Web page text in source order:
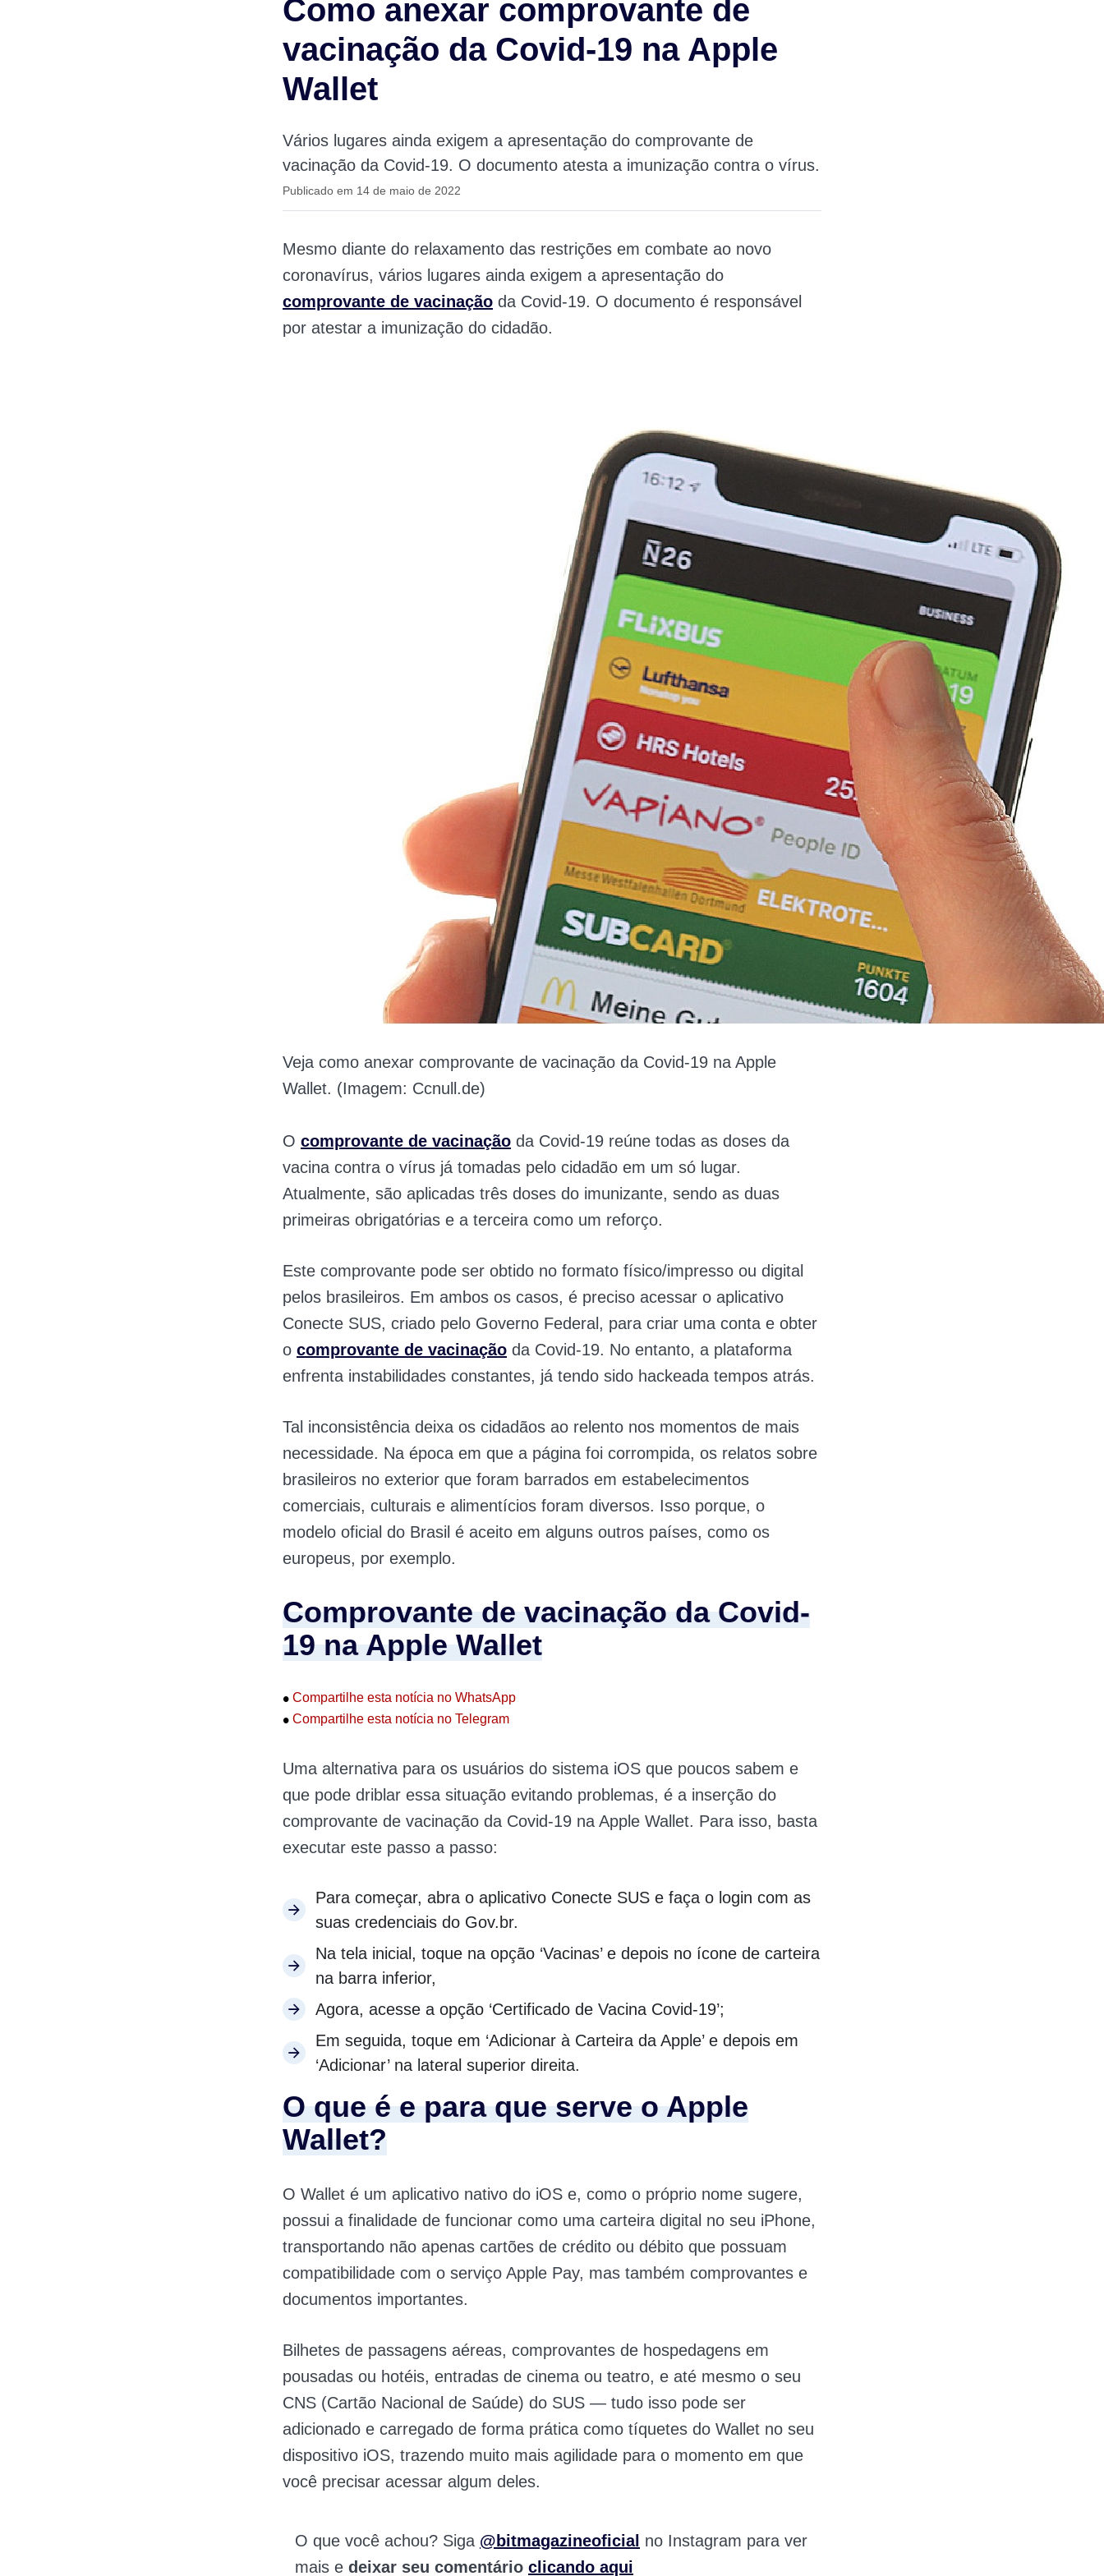
Como anexar comprovante de
vacinação da Covid-19 na Apple
Wallet
Vários lugares ainda exigem a apresentação do comprovante de
vacinação da Covid-19. O documento atesta a imunização contra o vírus.
Publicado em 14 de maio de 2022
Mesmo diante do relaxamento das restrições em combate ao novo
coronavírus, vários lugares ainda exigem a apresentação do
comprovante de vacinação da Covid-19. O documento é responsável
por atestar a imunização do cidadão.
Veja como anexar comprovante de vacinação da Covid-19 na Apple
Wallet. (Imagem: Ccnull.de)
O comprovante de vacinação da Covid-19 reúne todas as doses da
vacina contra o vírus já tomadas pelo cidadão em um só lugar.
Atualmente, são aplicadas três doses do imunizante, sendo as duas
primeiras obrigatórias e a terceira como um reforço.
Este comprovante pode ser obtido no formato físico/impresso ou digital
pelos brasileiros. Em ambos os casos, é preciso acessar o aplicativo
Conecte SUS, criado pelo Governo Federal, para criar uma conta e obter
o comprovante de vacinação da Covid-19. No entanto, a plataforma
enfrenta instabilidades constantes, já tendo sido hackeada tempos atrás.
Tal inconsistência deixa os cidadãos ao relento nos momentos de mais
necessidade. Na época em que a página foi corrompida, os relatos sobre
brasileiros no exterior que foram barrados em estabelecimentos
comerciais, culturais e alimentícios foram diversos. Isso porque, o
modelo oficial do Brasil é aceito em alguns outros países, como os
europeus, por exemplo.
Comprovante de vacinação da Covid-
19 na Apple Wallet
• Compartilhe esta notícia no WhatsApp
• Compartilhe esta notícia no Telegram
Uma alternativa para os usuários do sistema iOS que poucos sabem e
que pode driblar essa situação evitando problemas, é a inserção do
comprovante de vacinação da Covid-19 na Apple Wallet. Para isso, basta
executar este passo a passo:
Para começar, abra o aplicativo Conecte SUS e faça o login com as
suas credenciais do Gov.br.
Na tela inicial, toque na opção ‘Vacinas’ e depois no ícone de carteira
na barra inferior,
Agora, acesse a opção ‘Certificado de Vacina Covid-19’;
Em seguida, toque em ‘Adicionar à Carteira da Apple’ e depois em
‘Adicionar’ na lateral superior direita.
O que é e para que serve o Apple
Wallet?
O Wallet é um aplicativo nativo do iOS e, como o próprio nome sugere,
possui a finalidade de funcionar como uma carteira digital no seu iPhone,
transportando não apenas cartões de crédito ou débito que possuam
compatibilidade com o serviço Apple Pay, mas também comprovantes e
documentos importantes.
Bilhetes de passagens aéreas, comprovantes de hospedagens em
pousadas ou hotéis, entradas de cinema ou teatro, e até mesmo o seu
CNS (Cartão Nacional de Saúde) do SUS — tudo isso pode ser
adicionado e carregado de forma prática como tíquetes do Wallet no seu
dispositivo iOS, trazendo muito mais agilidade para o momento em que
você precisar acessar algum deles.
O que você achou? Siga @bitmagazineoficial no Instagram para ver
mais e deixar seu comentário clicando aqui